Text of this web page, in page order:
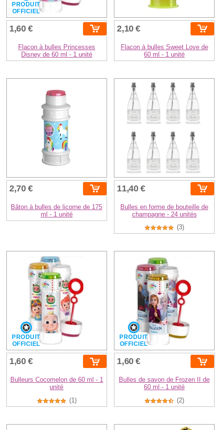
PRODUIT
OFFICIEL
1,60 €
Flacon à bulles Princesses
Disney de 60 ml - 1 unité
2,10 €
Flacon à bulles Sweet Love de
60 ml - 1 unité
2,70 €
Bâton à bulles de licorne de 175
ml - 1 unité
11,40 €
Bulles en forme de bouteille de
champagne - 24 unités
(3)
PRODUIT
OFFICIEL
1,60 €
Bulleurs Cocomelon de 60 ml - 1
unité
(1)
PRODUIT
OFFICIEL
1,60 €
Bulles de savon de Frozen II de
60 ml - 1 unité
(2)